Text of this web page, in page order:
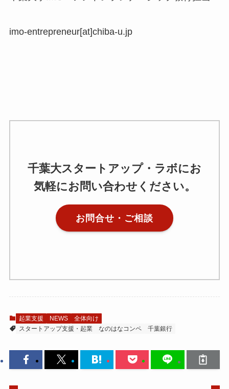
imo-entrepreneur[at]chiba-u.jp
千葉大スタートアップ・ラボにお
気軽にお問い合わせください。
お問合せ・ご相談
起業支援 NEWS
全体向け
スタートアップ支援・起業
なのはなコンペ 千葉銀行